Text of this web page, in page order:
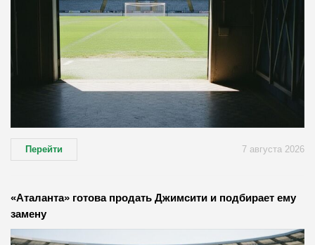
Перейти 7 августа 2026
«Аталанта» готова продать Джимсити и подбирает ему
замену